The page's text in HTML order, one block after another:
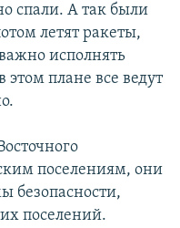
спали. А так были
летят ракеты,
исполнять
плане все ведут
поселениям, они
безопасности,
поселений.